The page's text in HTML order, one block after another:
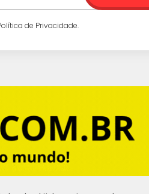
de Privacidade.